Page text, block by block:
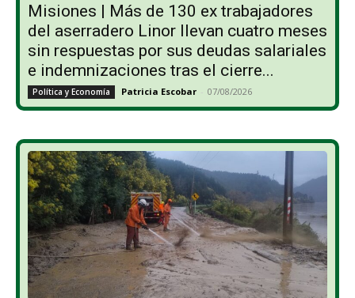
Misiones | Más de 130 ex trabajadores
del aserradero Linor llevan cuatro meses
sin respuestas por sus deudas salariales
e indemnizaciones tras el cierre...
Política y Economía Patricia Escobar - 07/08/2026